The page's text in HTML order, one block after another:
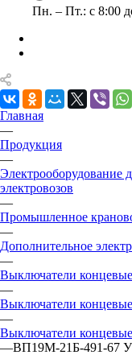
Пн. – Пт.: с 8:00
Главная
—
Продукция
—
Электрооборудование
электровозов
—
Промышленное
—
Дополнительное
—
Выключатели концевые
—
Выключатели
—
Выключатели
—ВП19М-21Б-491-67